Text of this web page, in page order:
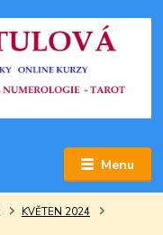
Menu
KVĚTEN 2024